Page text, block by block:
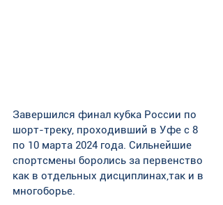
Завершился финал кубка России по
шорт-треку, проходивший в Уфе с 8
по 10 марта 2024 года. Сильнейшие
спортсмены боролись за первенство
как в отдельных дисциплинах,так и в
многоборье.